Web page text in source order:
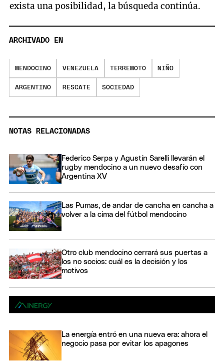
exista una posibilidad, la búsqueda continúa.
ARCHIVADO EN
MENDOCINO VENEZUELA TERREMOTO NIÑO
ARGENTINO RESCATE SOCIEDAD
NOTAS RELACIONADAS
Federico Serpa y Agustín Sarelli llevarán el
rugby mendocino a un nuevo desafío con
Argentina XV
Las Pumas, de andar de cancha en cancha a
volver a la cima del fútbol mendocino
Otro club mendocino cerrará sus puertas a
los no socios: cuál es la decisión y los
motivos
La energía entró en una nueva era: ahora el
negocio pasa por evitar los apagones